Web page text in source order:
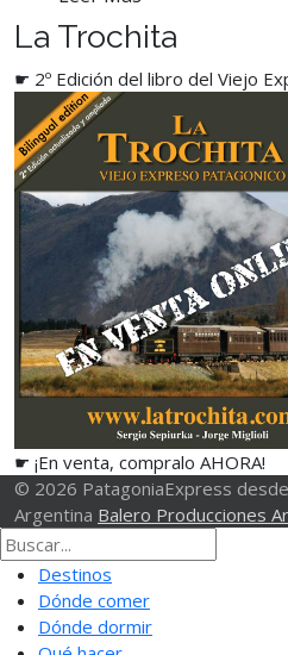
La Trochita
☛ 2º Edición del libro del Viejo
☛ ¡En venta, compralo AHORA!
© 2026 PatagoniaExpress
Argentina Balero Producciones Ar
Destinos
Dónde comer
Dónde dormir